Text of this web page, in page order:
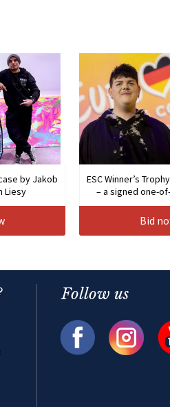
by Jakob
Liesy
ESC Winner’s
– a signed one-
Bid
Follow us